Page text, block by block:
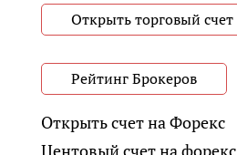
Открыть торговый счет
Рейтинг Брокеров
Открыть счет на Форекс
Центовый счет на форекс